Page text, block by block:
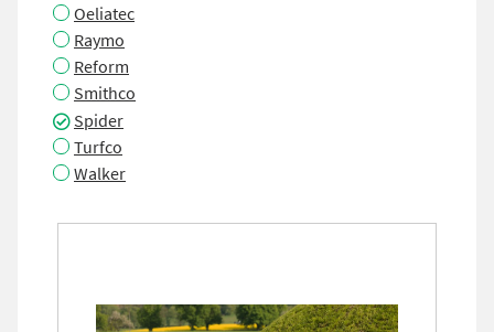
Oeliatec
Raymo
Reform
Smithco
Spider
Turfco
Walker